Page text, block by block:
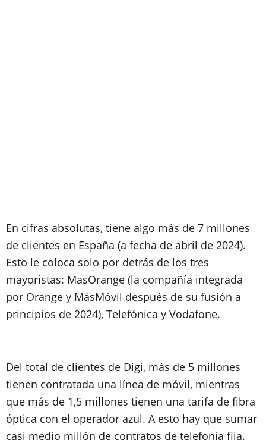
En cifras absolutas, tiene algo más de 7 millones
de clientes en España (a fecha de abril de 2024).
Esto le coloca solo por detrás de los tres
mayoristas: MasOrange (la compañía integrada
por Orange y MásMóvil después de su fusión a
principios de 2024), Telefónica y Vodafone.
Del total de clientes de Digi, más de 5 millones
tienen contratada una línea de móvil, mientras
que más de 1,5 millones tienen una tarifa de fibra
óptica con el operador azul. A esto hay que sumar
casi medio millón de contratos de telefonía fija.